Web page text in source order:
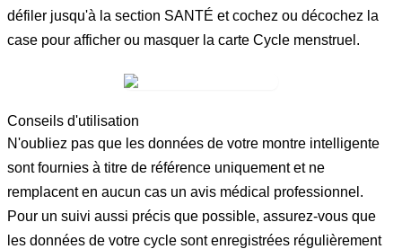
défiler jusqu'à la section SANTÉ et cochez ou décochez la
case pour afficher ou masquer la carte Cycle menstruel .
Conseils d'utilisation
N'oubliez pas que les données de votre montre intelligente
sont fournies à titre de référence uniquement et ne
remplacent en aucun cas un avis médical professionnel.
Pour un suivi aussi précis que possible, assurez-vous que
les données de votre cycle sont enregistrées régulièrement